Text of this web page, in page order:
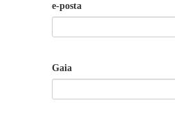
e-posta
Gaia